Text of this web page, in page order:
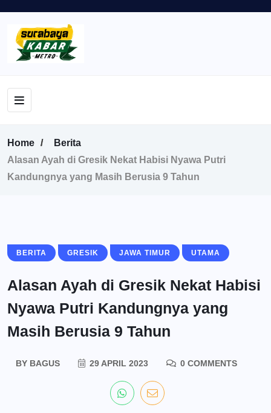
Home
Berita
Alasan Ayah di Gresik Nekat Habisi Nyawa Putri
Kandungnya yang Masih Berusia 9 Tahun
BERITA GRESIK JAWA TIMUR UTAMA
Alasan Ayah di Gresik Nekat Habisi
Nyawa Putri Kandungnya yang
Masih Berusia 9 Tahun
BY BAGUS 29 APRIL 2023 0 COMMENTS